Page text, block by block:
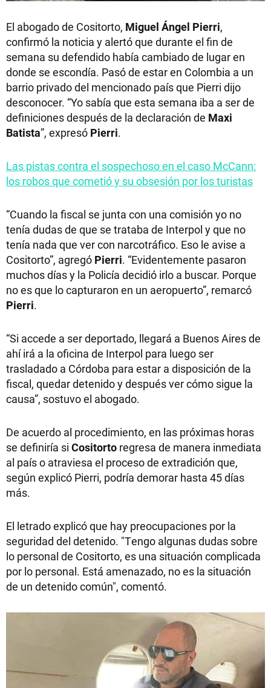
El abogado de Cositorto, Miguel Ángel Pierri,
confirmó la noticia y alertó que durante el fin de
semana su defendido había cambiado de lugar en
donde se escondía. Pasó de estar en Colombia a un
barrio privado del mencionado país que Pierri dijo
desconocer. “Yo sabía que esta semana iba a ser de
definiciones después de la declaración de Maxi
Batista”, expresó Pierri.
Las pistas contra el sospechoso en el caso McCann:
los robos que cometió y su obsesión por los turistas
“Cuando la fiscal se junta con una comisión yo no
tenía dudas de que se trataba de Interpol y que no
tenía nada que ver con narcotráfico. Eso le avise a
Cositorto”, agregó Pierri. “Evidentemente pasaron
muchos días y la Policía decidió irlo a buscar. Porque
no es que lo capturaron en un aeropuerto”, remarcó
Pierri.
“Si accede a ser deportado, llegará a Buenos Aires de
ahí irá a la oficina de Interpol para luego ser
trasladado a Córdoba para estar a disposición de la
fiscal, quedar detenido y después ver cómo sigue la
causa”, sostuvo el abogado.
De acuerdo al procedimiento, en las próximas horas
se definiría si Cositorto regresa de manera inmediata
al país o atraviesa el proceso de extradición que,
según explicó Pierri, podría demorar hasta 45 días
más.
El letrado explicó que hay preocupaciones por la
seguridad del detenido. "Tengo algunas dudas sobre
lo personal de Cositorto, es una situación complicada
por lo personal. Está amenazado, no es la situación
de un detenido común", comentó.